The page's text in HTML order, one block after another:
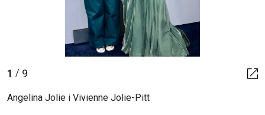
1 / 9
Angelina Jolie i Vivienne Jolie-Pitt